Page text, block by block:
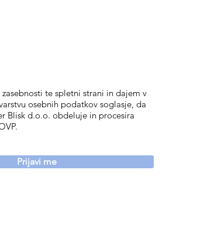
te spletni strani in dajem v
osebnih podatkov soglasje, da
Blisk d.o.o. obdeluje in procesira
Prijavi me